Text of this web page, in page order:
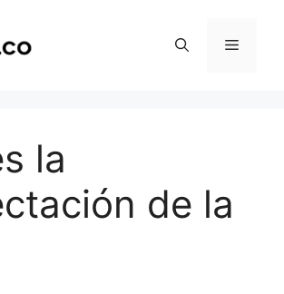
Menú
la
de la